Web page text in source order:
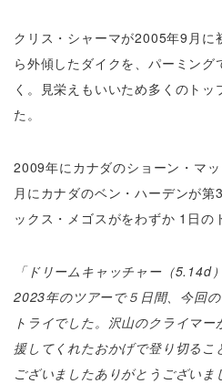
クリス・シャーマが2005年9月に
ら外傾したダイクを、パーミン
く。見栄えもいいため多くのトッ
た。
2009年にカナダのショーン・マ
月にカナダのベン・ハーデンが
ックス・メゴスがをわずか 1日の
「ドリームキャッチャー（5.14d
2023年のツアーで５日間、今回
トライでした。沢山のクライマ
援してくれたおかげで登り切るこ
ございましたありがとうございま